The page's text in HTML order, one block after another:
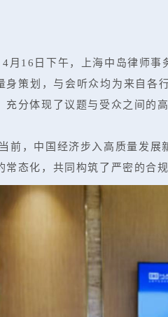
4月16日下午，上海中岛律师事
身策划，与会听众均为来自各
充分体现了议题与受众之间的高
，中国经济步入高质量发展
常态化，共同构筑了严密的合